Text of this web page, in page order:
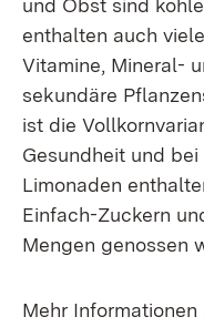
und Obst sind
enthalten auch
Vitamine, Mineral-
sekundäre
ist die
Gesundheit und
Limonaden
Einfach-Zuckern
Mengen genossen
Mehr